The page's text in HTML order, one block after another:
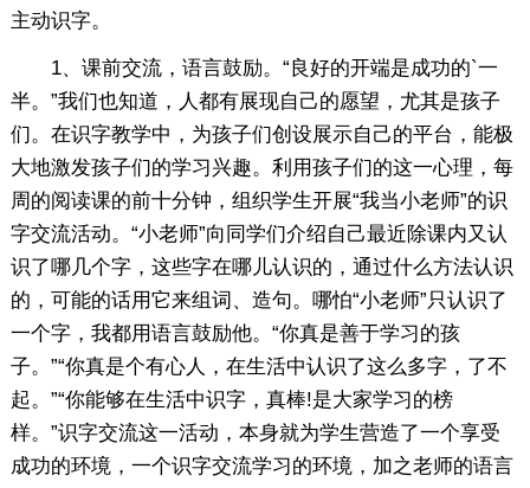
主动识字。
1、课前交流，语言鼓励。“良好的开端是成功的`一
半。”我们也知道，人都有展现自己的愿望，尤其是孩子
们。在识字教学中，为孩子们创设展示自己的平台，能极
大地激发孩子们的学习兴趣。利用孩子们的这一心理，每
周的阅读课的前十分钟，组织学生开展“我当小老师”的识
字交流活动。“小老师”向同学们介绍自己最近除课内又认
识了哪几个字，这些字在哪儿认识的，通过什么方法认识
的，可能的话用它来组词、造句。哪怕“小老师”只认识了
一个字，我都用语言鼓励他。“你真是善于学习的孩
子。”“你真是个有心人，在生活中认识了这么多字，了不
起。”“你能够在生活中识字，真棒!是大家学习的榜
样。”识字交流这一活动，本身就为学生营造了一个享受
成功的环境，一个识字交流学习的环境，加之老师的语言